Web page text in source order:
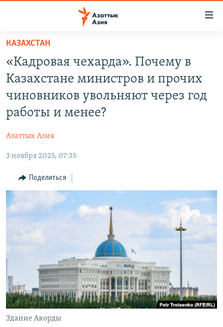
Вернуться
основному
содержанию
главной
Вернутся
КАЗАХСТАН
УЗБЕКИСТАН
НОВОСТИ
НА ДРУГИХ ЯЗЫКАХ
ЎЗБЕКЧА
ТОҶИКӢ
ПОДПИШИТЕСЬ НА НАС В СОЦСЕТЯХ
Все сайты РСЕ/РС
КАЗАХСТАН
«Кадровая чехарда». Почему в
Казахстане министров и прочих
чиновников увольняют через год
работы и менее?
Азаттык Азия
3 ноября 2025, 07:35
Поделиться
Здание Акорды